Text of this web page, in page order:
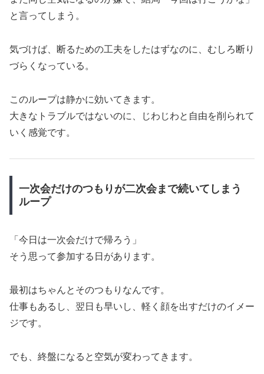
と言ってしまう。
気づけば、断るための工夫をしたはずなのに、むしろ断り
づらくなっている。
このループは静かに効いてきます。
大きなトラブルではないのに、じわじわと自由を削られて
いく感覚です。
一次会だけのつもりが二次会まで続いてしまう
ループ
「今日は一次会だけで帰ろう」
そう思って参加する日があります。
最初はちゃんとそのつもりなんです。
仕事もあるし、翌日も早いし、軽く顔を出すだけのイメー
ジです。
でも、終盤になると空気が変わってきます。